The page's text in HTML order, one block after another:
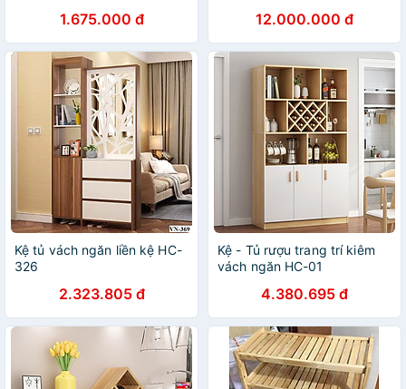
1.675.000 đ 12.000.000 đ
Kệ tủ vách ngăn liền kệ HC-
326
2.323.805 đ
Kệ - Tủ rượu trang trí kiêm
vách ngăn HC-01
4.380.695 đ